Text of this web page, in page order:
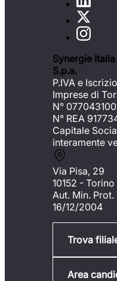
Synergie
S.p.a.
P.IVA e
Imprese di
N°
N° REA
Capitale
interamente
Via Pisa, 29
10152 - Torino
Aut. Min. Prot.
16/12/2004
Trova
Area